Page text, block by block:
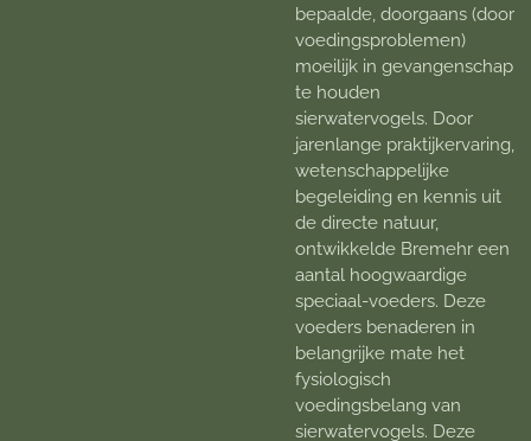
bepaalde, doorgaans (door
voedingsproblemen)
moeilijk in gevangenschap
te houden
sierwatervogels. Door
jarenlange praktijkervaring,
wetenschappelijke
begeleiding en kennis uit
de directe natuur,
ontwikkelde Bremehr een
aantal hoogwaardige
speciaal-voeders. Deze
voeders benaderen in
belangrijke mate het
fysiologisch
voedingsbelang van
sierwatervogels. Deze